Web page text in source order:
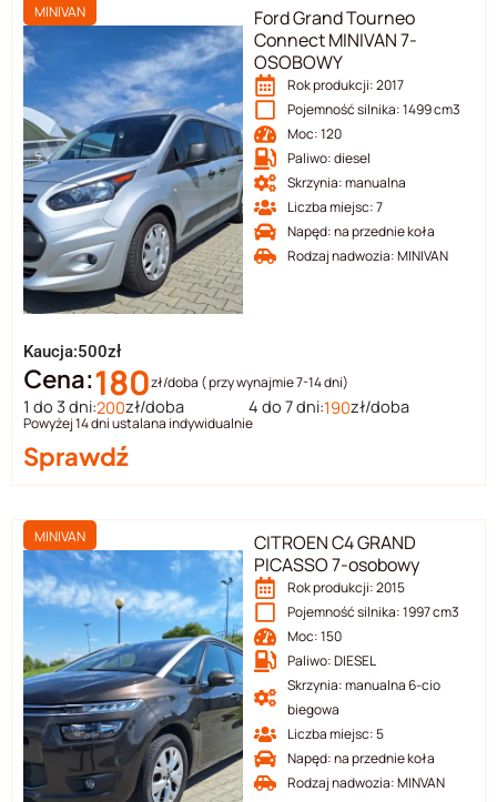
MINIVAN
Ford Grand Tourneo
Connect MINIVAN 7-
OSOBOWY
Rok produkcji: 2017
Pojemność silnika: 1499 cm3
Moc: 120
Paliwo: diesel
Skrzynia: manualna
Liczba miejsc: 7
Napęd: na przednie koła
Rodzaj nadwozia: MINIVAN
Kaucja:500zł
Cena:180zł/doba ( przy wynajmie 7-14 dni)
1 do 3 dni:200zł/doba 4 do 7 dni:190zł/doba
Powyżej 14 dni ustalana indywidualnie
Sprawdź
MINIVAN
CITROEN C4 GRAND
PICASSO 7-osobowy
Rok produkcji: 2015
Pojemność silnika: 1997 cm3
Moc: 150
Paliwo: DIESEL
Skrzynia: manualna 6-cio
biegowa
Liczba miejsc: 5
Napęd: na przednie koła
Rodzaj nadwozia: MINVAN